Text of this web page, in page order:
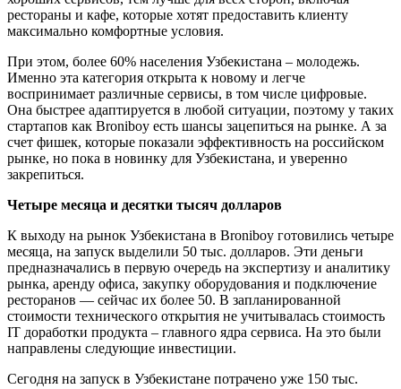
рестораны и кафе, которые хотят предоставить клиенту
максимально комфортные условия.
При этом, более 60% населения Узбекистана – молодежь.
Именно эта категория открыта к новому и легче
воспринимает различные сервисы, в том числе цифровые.
Она быстрее адаптируется в любой ситуации, поэтому у таких
стартапов как Broniboy есть шансы зацепиться на рынке. А за
счет фишек, которые показали эффективность на российском
рынке, но пока в новинку для Узбекистана, и уверенно
закрепиться.
Четыре месяца и десятки тысяч долларов
К выходу на рынок Узбекистана в Broniboy готовились четыре
месяца, на запуск выделили 50 тыс. долларов. Эти деньги
предназначались в первую очередь на экспертизу и аналитику
рынка, аренду офиса, закупку оборудования и подключение
ресторанов — сейчас их более 50. В запланированной
стоимости технического открытия не учитывалась стоимость
IT доработки продукта – главного ядра сервиса. На это были
направлены следующие инвестиции.
Сегодня на запуск в Узбекистане потрачено уже 150 тыс.